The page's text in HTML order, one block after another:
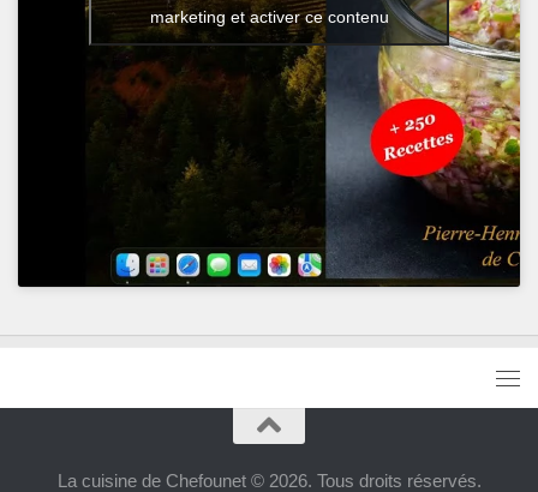
marketing et activer ce contenu
La cuisine de Chefounet © 2026. Tous droits réservés.